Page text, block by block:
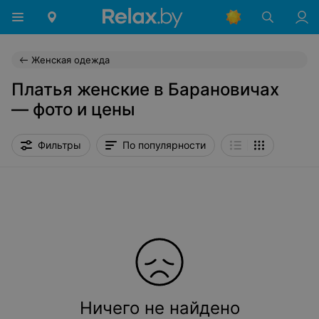
Женская одежда
Платья женские в Барановичах
— фото и цены
Фильтры По популярности
Ничего не найдено